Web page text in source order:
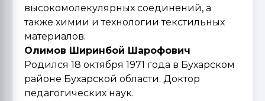
высокомолекулярных соединений, а
также химии и технологии текстильных
материалов.
Олимов Ширинбой Шарофович
Родился 18 октября 1971 года в Бухарском
районе Бухарской области. Доктор
педагогических наук.